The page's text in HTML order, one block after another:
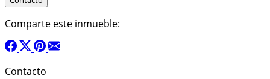
Comparte este inmueble:
Contacto